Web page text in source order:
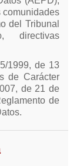
comunidades
del Tribunal
directivas
1999, de 13
de Carácter
de 21 de
de